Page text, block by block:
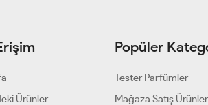
Ürünler
Popüler
Tester Parfümler
Mağaza Satış